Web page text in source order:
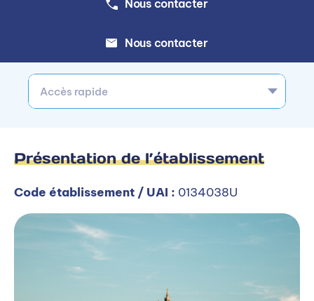
Nous contacter
Nous contacter
Accès rapide
Présentation de l’établissement
Code établissement / UAI : 0134038U